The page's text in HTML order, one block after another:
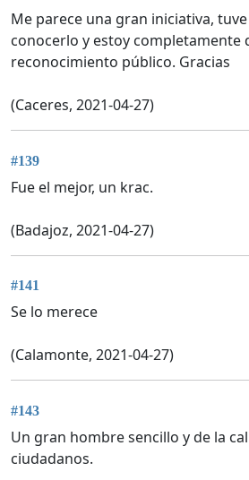
Me parece una gran iniciativa,
conocerlo y estoy completamente
reconocimiento público. Gracias
(Caceres, 2021-04-27)
#139
Fue el mejor, un krac.
(Badajoz, 2021-04-27)
#141
Se lo merece
(Calamonte, 2021-04-27)
#143
Un gran hombre sencillo y de la
ciudadanos.